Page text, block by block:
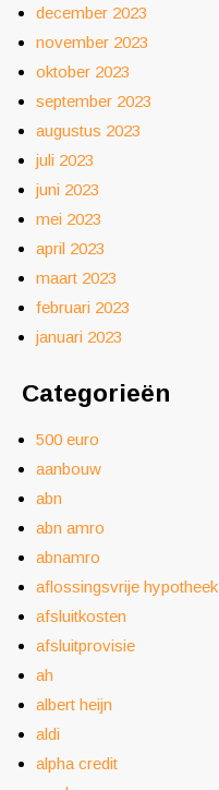
december 2023
november 2023
oktober 2023
september 2023
augustus 2023
juli 2023
juni 2023
mei 2023
april 2023
maart 2023
februari 2023
januari 2023
Categorieën
500 euro
aanbouw
abn
abn amro
abnamro
aflossingsvrije hypotheek
afsluitkosten
afsluitprovisie
ah
albert heijn
aldi
alpha credit